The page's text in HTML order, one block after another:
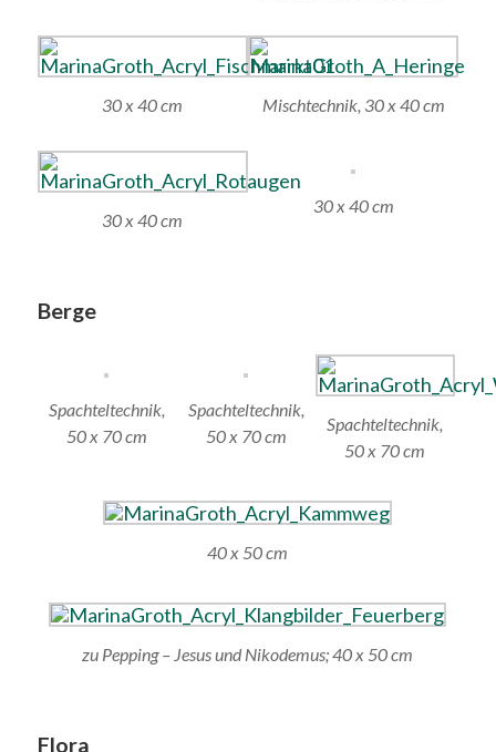
30 x 40 cm Mischtechnik, 30 x 40 cm
30 x 40 cm
30 x 40 cm
Berge
Spachteltechnik,
50 x 70 cm
Spachteltechnik,
50 x 70 cm
Spachteltechnik,
50 x 70 cm
40 x 50 cm
zu Pepping – Jesus und Nikodemus; 40 x 50 cm
Flora